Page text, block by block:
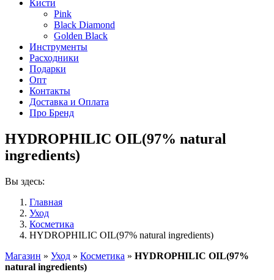
Кисти
Pink
Black Diamond
Golden Black
Инструменты
Расходники
Подарки
Опт
Контакты
Доставка и Оплата
Про Бренд
HYDROPHILIC OIL(97% natural
ingredients)
Вы здесь:
Главная
Уход
Косметика
HYDROPHILIC OIL(97% natural ingredients)
Магазин » Уход » Косметика » HYDROPHILIC OIL(97%
natural ingredients)